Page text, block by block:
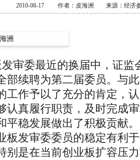
2010-08-17 作者：皮海洲 来源：经济
洲
审委最近的换届中，证监
部续聘为第二届委员。与
工作予以了充分的肯定，
认真履行职责，及时完成
平稳发展做出了积极贡献。
发审委委员的稳定有利于
别是在当前创业板扩容压